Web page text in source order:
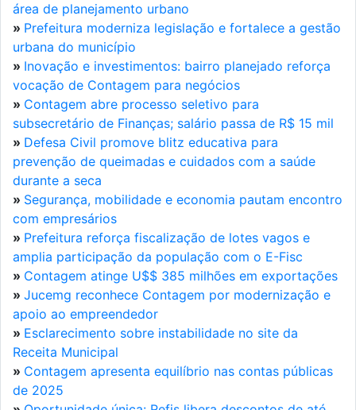
área de planejamento urbano
» Prefeitura moderniza legislação e fortalece a gestão
urbana do município
» Inovação e investimentos: bairro planejado reforça
vocação de Contagem para negócios
» Contagem abre processo seletivo para
subsecretário de Finanças; salário passa de R$ 15 mil
» Defesa Civil promove blitz educativa para
prevenção de queimadas e cuidados com a saúde
durante a seca
» Segurança, mobilidade e economia pautam encontro
com empresários
» Prefeitura reforça fiscalização de lotes vagos e
amplia participação da população com o E-Fisc
» Contagem atinge U$$ 385 milhões em exportações
» Jucemg reconhece Contagem por modernização e
apoio ao empreendedor
» Esclarecimento sobre instabilidade no site da
Receita Municipal
» Contagem apresenta equilíbrio nas contas públicas
de 2025